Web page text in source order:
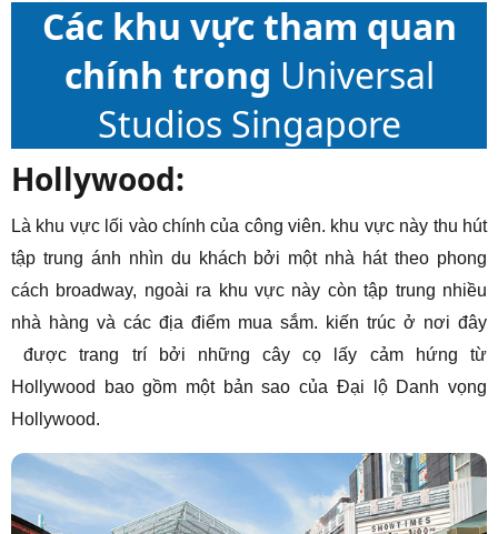
Các khu vực tham quan
chính trong Universal
Studios Singapore
Hollywood:
Là khu vực lối vào chính của công viên. khu vực này thu hút
tập trung ánh nhìn du khách bởi một nhà hát theo phong
cách broadway, ngoài ra khu vực này còn tập trung nhiều
nhà hàng và các địa điểm mua sắm. kiến ​​trúc ở nơi đây
được trang trí bởi những cây cọ lấy cảm hứng từ
Hollywood bao gồm một bản sao của Đại lộ Danh vọng
Hollywood.